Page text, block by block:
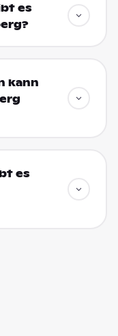
es
kann
es